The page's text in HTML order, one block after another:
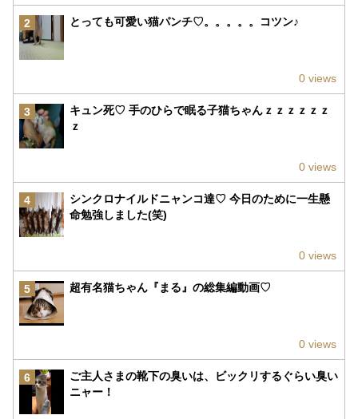
2 とっても可愛い猫パンチ♡。。。。。コツン♪
0 views
3
キュン死♡ 手のひらで眠る子猫ちゃんｚｚｚｚｚｚ
ｚ
0 views
4
シンクロナイルドニャンコ達♡ 今日のために一生懸
命勉強しました(笑)
0 views
5 超有名猫ちゃん『まる』の総集編動画♡
0 views
6
ご主人さまの靴下の臭いは、ビックリするぐらい臭い
ニャー！